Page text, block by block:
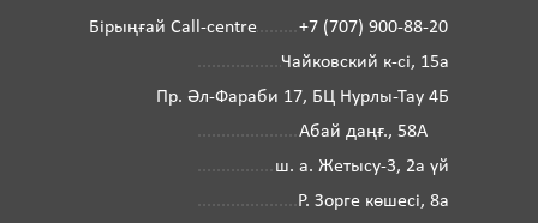
Бірыңғай Call-centre
+7 (707) 900-88-20
Чайковский к-сі, 15а
Пр. Әл-Фараби 17, БЦ Нурлы-Тау 4Б
Абай даңғ., 58А
ш. а. Жетысу-3, 2а үй
Р. Зорге көшесі, 8а